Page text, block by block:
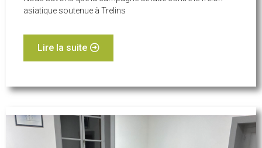
asiatique soutenue à Trelins
Lire la suite